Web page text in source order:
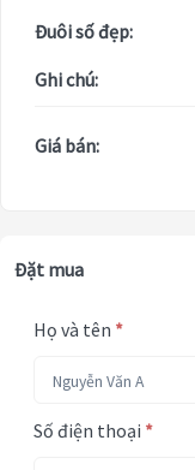
Đuôi số đẹp:
Ghi chú:
Giá bán:
Đặt mua
Họ và tên *
Số điện thoại *